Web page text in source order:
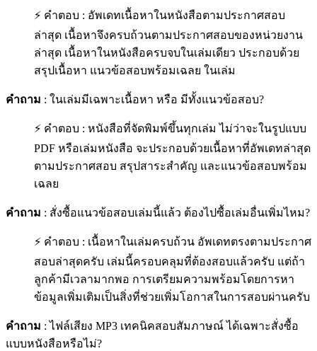
⚡ คำตอบ : อัพเดทเนื้อหาในหนังสือตามประกาศสอบ
ล่าสุด เนื้อหาจึงครบถ้วนตามประกาศสอบของหน่วยงาน
ล่าสุด เนื้อหาในหนังสือครบจบในเล่มเดียว ประกอบด้วย
สรุปเนื้อหา แนวข้อสอบพร้อมเฉลย ในเล่ม
คำถาม : ในเล่มมีเฉพาะเนื้อหา หรือ มีทั้งแนวข้อสอบ?
⚡ คำตอบ : หนังสือที่จัดพิมพ์ขึ้นทุกเล่ม ไม่ว่าจะในรูปแบบ
PDF หรือเล่มหนังสือ จะประกอบด้วยเนื้อหาที่อัพเดทล่าสุด
ตามประกาศสอบ สรุปสาระสำคัญ และแนวข้อสอบพร้อม
เฉลย
คำถาม : สั่งซื้อแนวข้อสอบเล่มนี้แล้ว ต้องไปซื้อเล่มอื่นเพิ่มไหม?
⚡ คำตอบ : เนื้อหาในเล่มครบถ้วน อัพเดทตรงตามประกาศ
สอบล่าสุดครับ เล่มนี้ครอบคลุมที่ต้องสอบแล้วครับ แต่ถ้า
ลูกค้ามีเวลามากพอ การเตรียมความพร้อมโดยการหา
ข้อมูลเพิ่มเติมเป็นสิ่งที่ช่วยเพิ่มโอกาสในการสอบผ่านครับ
คำถาม : ไฟล์เสียง MP3 เทคนิคสอบสัมภาษณ์ ได้เฉพาะสั่งซื้อ
แบบหนังสือหรือไม่?